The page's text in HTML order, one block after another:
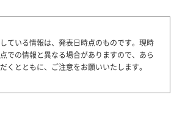
ている情報は、発表日時点のものです。 現時
での情報と異なる場合がありますので、あら
くとともに、ご注意をお願いいたします。